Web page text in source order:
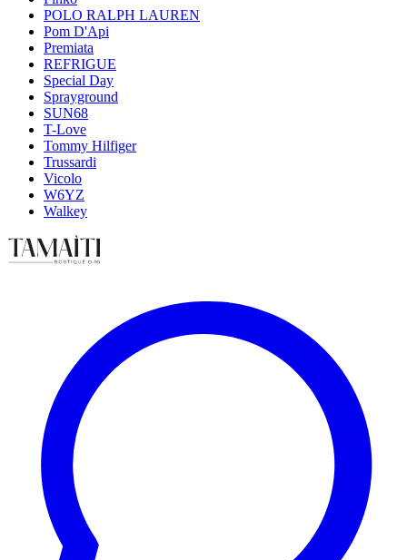
POLO RALPH LAUREN
Pom D'Api
Premiata
REFRIGUE
Special Day
Sprayground
SUN68
T-Love
Tommy Hilfiger
Trussardi
Vicolo
W6YZ
Walkey